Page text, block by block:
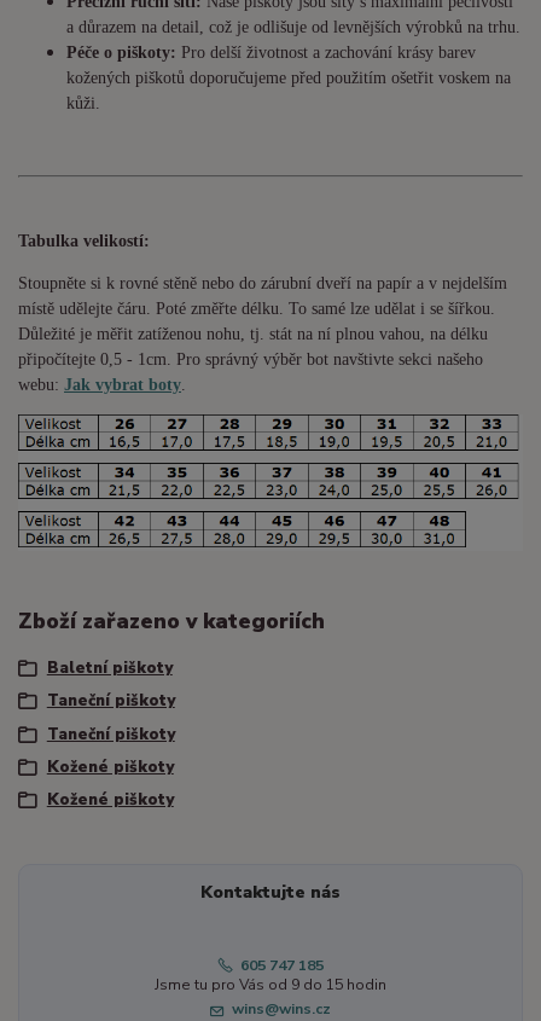
a důrazem na detail, což je odlišuje od levnějších výrobků na trhu.
Péče o piškoty: Pro delší životnost a zachování krásy barev
kožených piškotů doporučujeme před použitím ošetřit voskem na
kůži.
Tabulka velikostí:
Stoupněte si k rovné stěně nebo do zárubní dveří na papír a v nejdelším
místě udělejte čáru. Poté změřte délku. To samé lze udělat i se šířkou.
Důležité je měřit zatíženou nohu, tj. stát na ní plnou vahou, na délku
připočítejte 0,5 - 1cm . Pro správný výběr bot navštivte sekci našeho
webu: Jak vybrat boty
Zboží zařazeno v kategoriích
Baletní piškoty
Taneční piškoty
Taneční piškoty
Kožené piškoty
Kožené piškoty
Kontaktujte nás
605 747 185
Jsme tu pro Vás od 9 do 15 hodin
wins@wins.cz